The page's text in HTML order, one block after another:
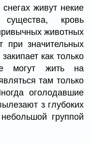
живут некие
существа, кровь
животных
при значительных
как только
могут жить на
там только
оголодавшие
з глубоких
группой